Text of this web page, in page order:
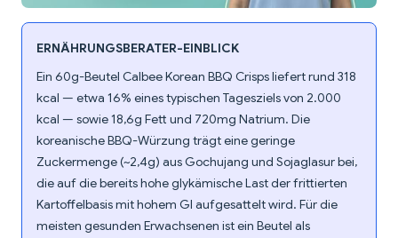
ERNÄHRUNGSBERATER-EINBLICK
Ein 60g-Beutel Calbee Korean BBQ Crisps liefert rund 318
kcal — etwa 16% eines typischen Tagesziels von 2.000
kcal — sowie 18,6g Fett und 720mg Natrium. Die
koreanische BBQ-Würzung trägt eine geringe
Zuckermenge (~2,4g) aus Gochujang und Sojaglasur bei,
die auf die bereits hohe glykämische Last der frittierten
Kartoffelbasis mit hohem GI aufgesattelt wird. Für die
meisten gesunden Erwachsenen ist ein Beutel als